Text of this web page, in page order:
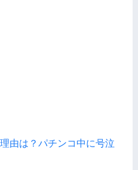
由は？パチンコ中に号泣